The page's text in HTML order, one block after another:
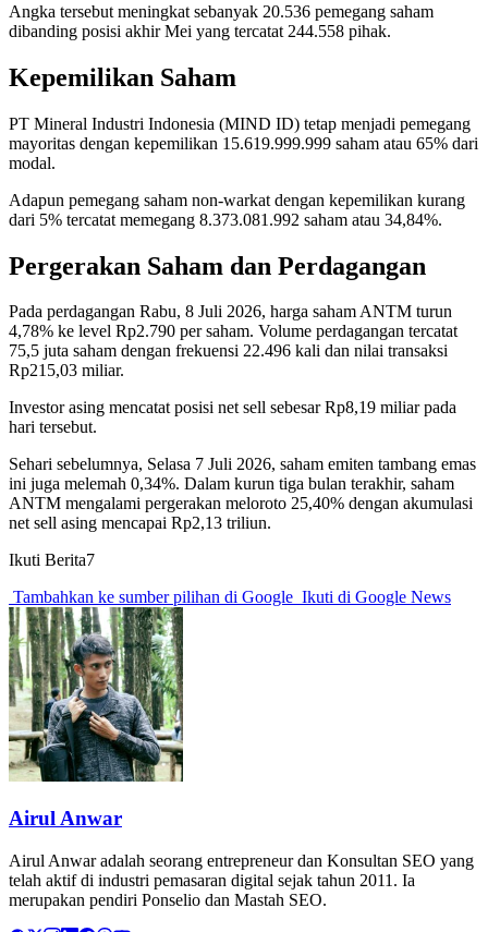
Angka tersebut meningkat sebanyak 20.536 pemegang saham
dibanding posisi akhir Mei yang tercatat 244.558 pihak.
Kepemilikan Saham
PT Mineral Industri Indonesia (MIND ID) tetap menjadi pemegang
mayoritas dengan kepemilikan 15.619.999.999 saham atau 65% dari
modal.
Adapun pemegang saham non-warkat dengan kepemilikan kurang
dari 5% tercatat memegang 8.373.081.992 saham atau 34,84%.
Pergerakan Saham dan Perdagangan
Pada perdagangan Rabu, 8 Juli 2026, harga saham ANTM turun
4,78% ke level Rp2.790 per saham. Volume perdagangan tercatat
75,5 juta saham dengan frekuensi 22.496 kali dan nilai transaksi
Rp215,03 miliar.
Investor asing mencatat posisi net sell sebesar Rp8,19 miliar pada
hari tersebut.
Sehari sebelumnya, Selasa 7 Juli 2026, saham emiten tambang emas
ini juga melemah 0,34%. Dalam kurun tiga bulan terakhir, saham
ANTM mengalami pergerakan meloroto 25,40% dengan akumulasi
net sell asing mencapai Rp2,13 triliun.
Ikuti Berita7
Tambahkan ke sumber pilihan di Google Ikuti di Google News
Airul Anwar
Airul Anwar adalah seorang entrepreneur dan Konsultan SEO yang
telah aktif di industri pemasaran digital sejak tahun 2011. Ia
merupakan pendiri Ponselio dan Mastah SEO.